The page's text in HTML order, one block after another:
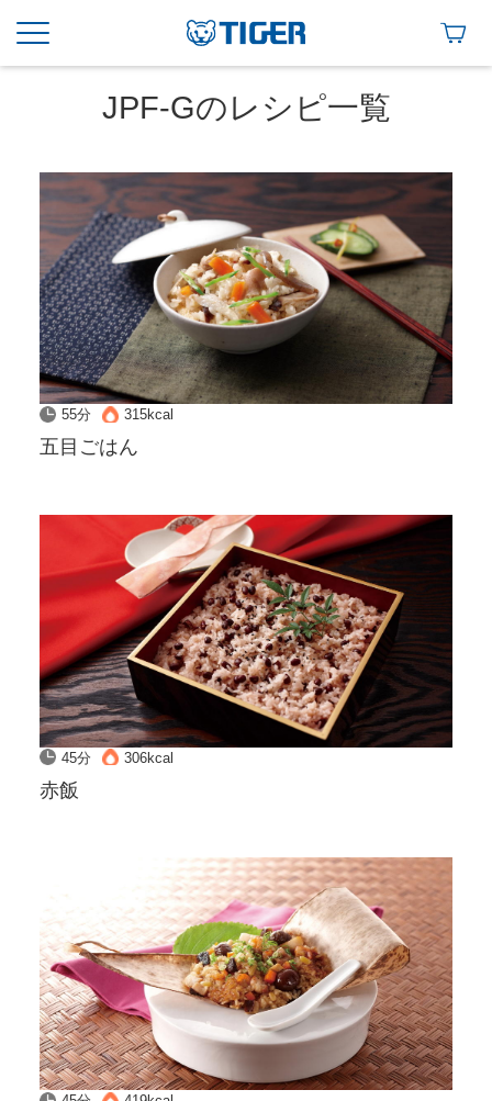
JPF-Gのレシピ一覧
55分 315kcal
五目ごはん
45分 306kcal
赤飯